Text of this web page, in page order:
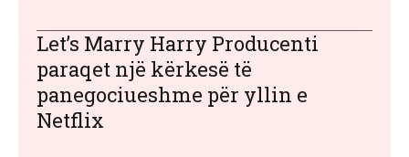
Let’s Marry Harry Producenti
paraqet një kërkesë të
panegociueshme për yllin e
Netflix